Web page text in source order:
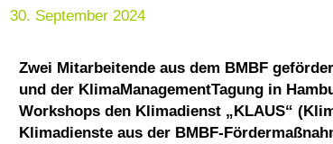
30. September 2024
Zwei Mitarbeitende aus dem BMBF
und der KlimaManagementTagung in
Workshops den Klimadienst „KLAUS“
Klimadienste aus der BMBF-